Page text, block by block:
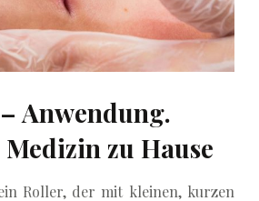
Anwendung.
zu Hause
Roller, der mit kleinen, kurzen